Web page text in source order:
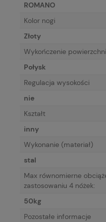
ROMANO
Kolor nogi
Złoty
Wykończenie powierzchni
Połysk
Regulacja wysokości
nie
Kształt
inny
Wykonanie (materiał)
stal
Max równomierne
zastosowaniu 4 nóżek:
50kg
Pozostałe informacje